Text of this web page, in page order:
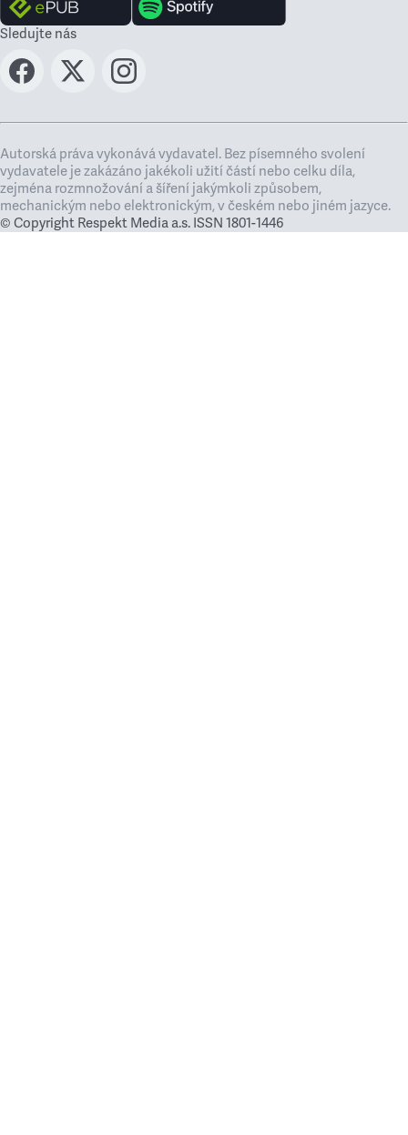
Sledujte nás
Autorská práva vykonává vydavatel. Bez písemného svolení
vydavatele je zakázáno jakékoli užití částí nebo celku díla,
zejména rozmnožování a šíření jakýmkoli způsobem,
mechanickým nebo elektronickým, v českém nebo jiném jazyce.
© Copyright Respekt Media a.s. ISSN 1801-1446